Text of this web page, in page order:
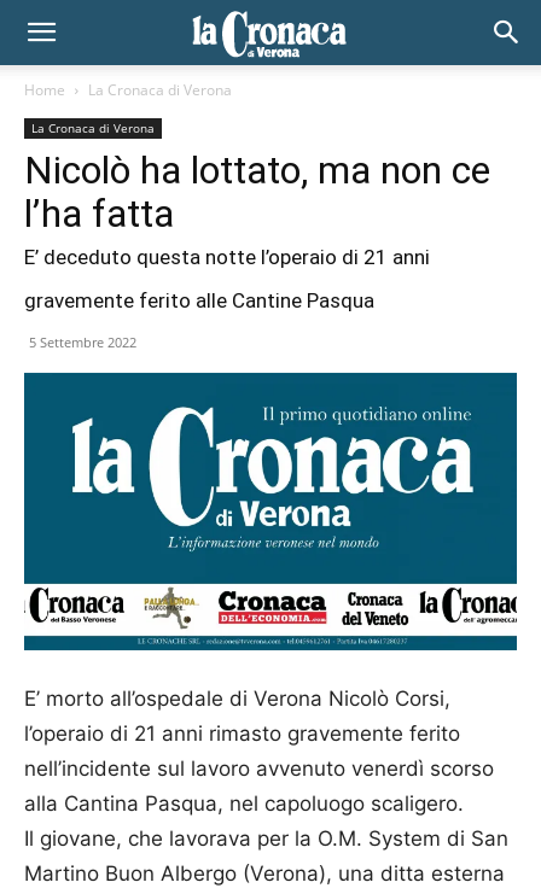
Home La Cronaca di Verona
La Cronaca di Verona
Nicolò ha lottato, ma non ce
l’ha fatta
E’ deceduto questa notte l’operaio di 21 anni
gravemente ferito alle Cantine Pasqua
5 Settembre 2022
E’ morto all’ospedale di Verona Nicolò Corsi,
l’operaio di 21 anni rimasto gravemente ferito
nell’incidente sul lavoro avvenuto venerdì scorso
alla Cantina Pasqua, nel capoluogo scaligero.
Il giovane, che lavorava per la O.M. System di San
Martino Buon Albergo (Verona), una ditta esterna